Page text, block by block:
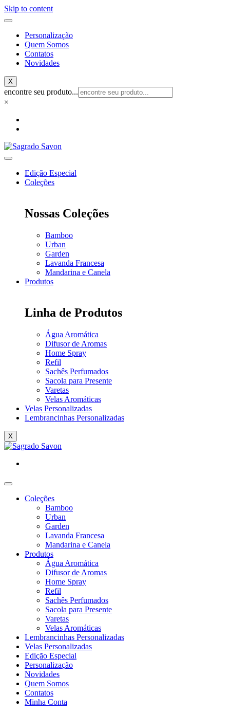
Skip to content
Personalização
Quem Somos
Contatos
Novidades
X
encontre seu produto...
×
Edição Especial
Coleções
Nossas Coleções
Bamboo
Urban
Garden
Lavanda Francesa
Mandarina e Canela
Produtos
Linha de Produtos
Água Aromática
Difusor de Aromas
Home Spray
Refil
Sachês Perfumados
Sacola para Presente
Varetas
Velas Aromáticas
Velas Personalizadas
Lembrancinhas Personalizadas
X
Coleções
Bamboo
Urban
Garden
Lavanda Francesa
Mandarina e Canela
Produtos
Água Aromática
Difusor de Aromas
Home Spray
Refil
Sachês Perfumados
Sacola para Presente
Varetas
Velas Aromáticas
Lembrancinhas Personalizadas
Velas Personalizadas
Edição Especial
Personalização
Novidades
Quem Somos
Contatos
Minha Conta